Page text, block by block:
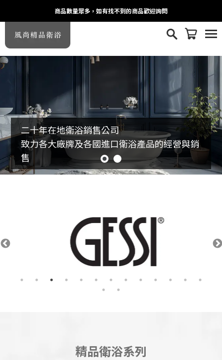
商品數量眾多，如有找不到的商品歡迎詢問
二十年在地衛浴銷售公司
致力各大廠牌及各國進口衛浴產品的經營與銷
售
商品數量眾多，如有找不到的商品歡迎詢問
精品衛浴系列